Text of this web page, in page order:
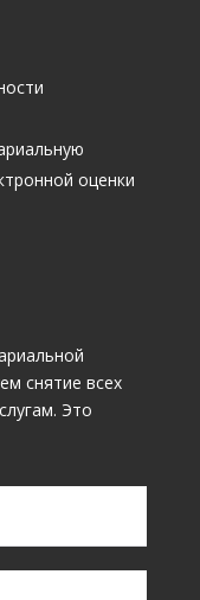
оценки
снятие всех
Это